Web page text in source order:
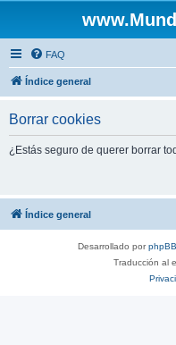
FAQ
Índice general
Borrar cookies
¿Estás seguro de querer borrar
Índice general
Desarrollado porphpBB
Traducción al